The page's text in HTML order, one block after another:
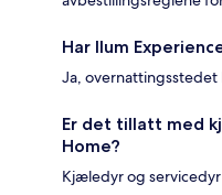
Har Ilum
Ja, overnattingsstedet
Er det tillatt med
Home?
Kjæledyr og